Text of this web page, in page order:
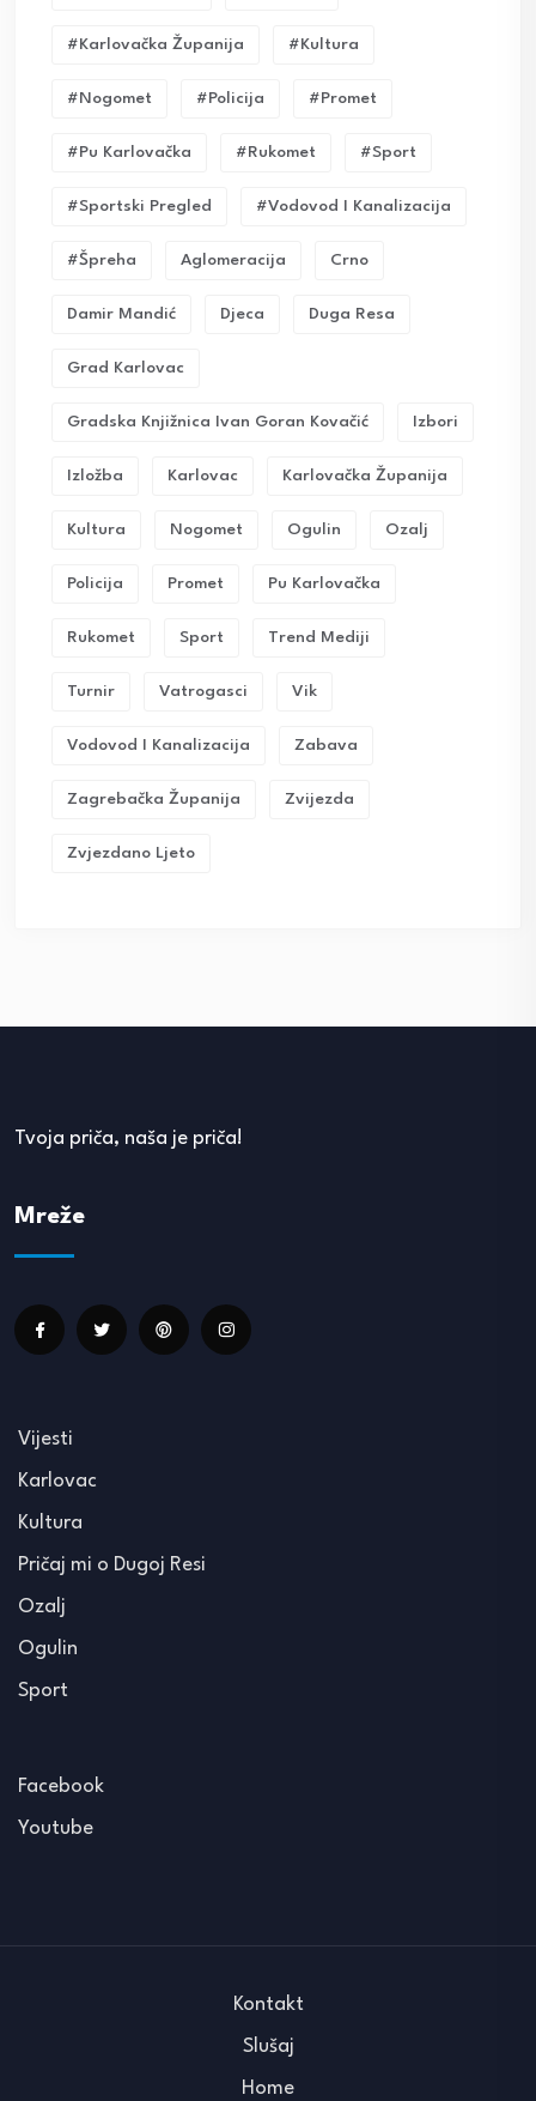
#karlovačka Županija #kultura
#nogomet #policija #promet
#pu Karlovačka #rukomet #sport
#sportski Pregled #vodovod I Kanalizacija
#Špreha Aglomeracija Crno
Damir Mandić Djeca Duga Resa
Grad Karlovac
Gradska Knjižnica Ivan Goran Kovačić Izbori
Izložba Karlovac Karlovačka Županija
Kultura Nogomet Ogulin Ozalj
Policija Promet Pu Karlovačka
Rukomet Sport Trend Mediji
Turnir Vatrogasci Vik
Vodovod I Kanalizacija Zabava
Zagrebačka Županija Zvijezda
Zvjezdano Ljeto
Tvoja priča, naša je priča!
Mreže
Vijesti
Karlovac
Kultura
Pričaj mi o Dugoj Resi
Ozalj
Ogulin
Sport
Facebook
Youtube
Kontakt
Slušaj
Home